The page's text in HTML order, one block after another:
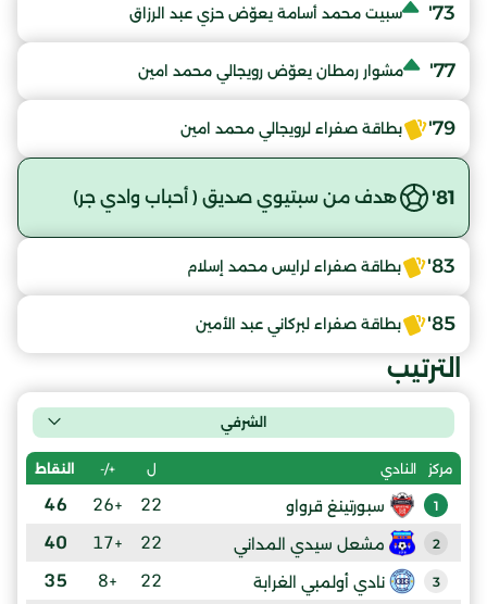
73' سبيت محمد أسامة يعوّض حزي عبد الرزاق
77' مشوار رمطان يعوّض رويجالي محمد امين
79' بطاقة صفراء لرويجالي محمد امين
81' هدف من سبتيوي صديق ( أحباب وادي جر)
83' بطاقة صفراء لرايس محمد إسلام
85' بطاقة صفراء لبركاني عبد الأمين
الترتيب
الشرفي
مركز النادي ل +/- النقاط
1 سبورتينغ قرواو 22
+26
46
2 مشعل سيدي المداني 22
+17
40
3 نادي أولمبي الغرابة 22
+8
35